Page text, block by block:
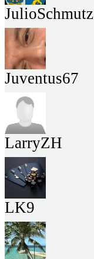
JulioSchmutz
Juventus67
LarryZH
LK9